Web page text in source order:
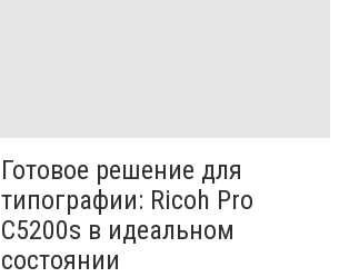
Готовое решение для
типографии: Ricoh Pro
C5200s в идеальном
состоянии